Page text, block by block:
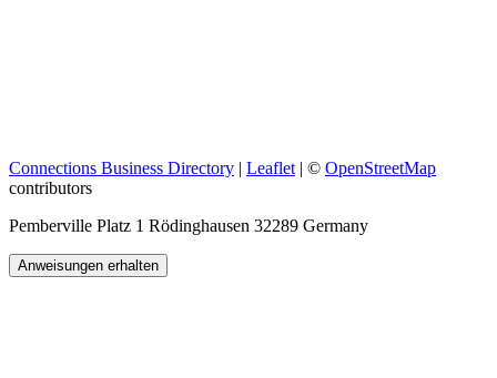
Connections Business Directory | Leaflet | © OpenStreetMap
contributors
Pemberville Platz 1 Rödinghausen 32289 Germany
Anweisungen erhalten